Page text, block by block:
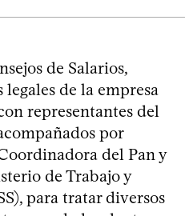
de Salarios,
legales de la empresa
representantes del
por
del Pan y
de Trabajo y
para tratar diversos